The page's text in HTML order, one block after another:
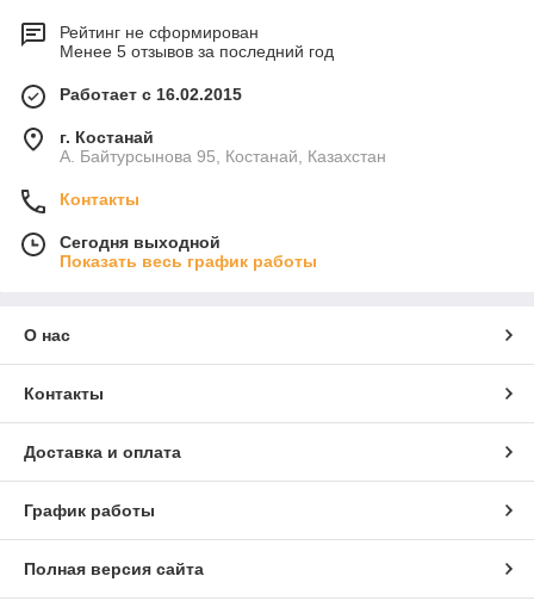
Рейтинг не сформирован
Менее 5 отзывов за последний год
Работает с 16.02.2015
г. Костанай
А. Байтурсынова 95, Костанай, Казахстан
Контакты
Сегодня выходной
Показать весь график работы
О нас
Контакты
Доставка и оплата
График работы
Полная версия сайта